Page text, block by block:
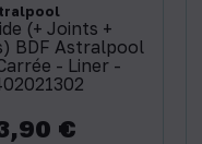
(+ Joints +
BDF Astralpool
- Liner -
€